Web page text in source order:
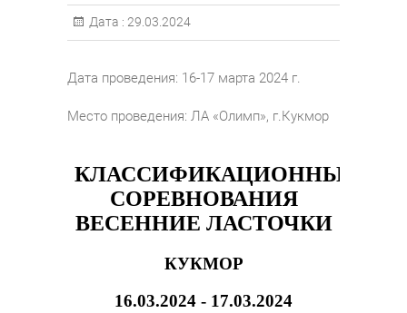
Дата : 29.03.2024
Дата проведения: 16-17 марта 2024 г.
Место проведения: ЛА «Олимп», г.Кукмор